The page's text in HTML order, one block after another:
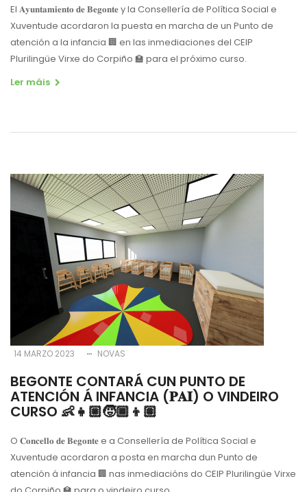
El 𝐀𝐲𝐮𝐧𝐭𝐚𝐦𝐢𝐞𝐧𝐭𝐨 𝐝𝐞 𝐁𝐞𝐠𝐨𝐧𝐭𝐞 y la Consellería de Política Social e
Xuventude acordaron la puesta en marcha de un Punto de
atención a la infancia 🏢 en las inmediaciones del CEIP
Plurilingüe Virxe do Corpiño 🏫 para el próximo curso.
Ler máis
14 MARZO 2023 NOVAS
BEGONTE CONTARÁ CUN PUNTO DE
ATENCIÓN Á INFANCIA (𝐏𝐀𝐈) O VINDEIRO
CURSO 👶👧🏼🧒🏾👦🏽
O 𝐂𝐨𝐧𝐜𝐞𝐥𝐥𝐨 𝐝𝐞 𝐁𝐞𝐠𝐨𝐧𝐭𝐞 e a Consellería de Política Social e
Xuventude acordaron a posta en marcha dun Punto de
atención á infancia 🏢 nas inmediacións do CEIP Plurilingüe Virxe